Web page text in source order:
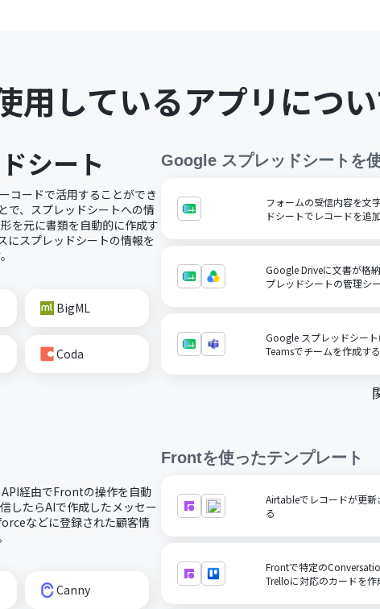
用しているアプリにつ
シート
コードで活用することができ
で、スプレッドシートへの情
を元に書類を自動的に作成す
にスプレッドシートの情報を
BigML
Coda
Google スプレッドシート を
フォームの受信内容を文
ドシートでレコードを追
Google Driveに文書が格
プレッドシートの管理シ
Google スプレッドシー
Teamsでチームを作成する
経由でFrontの操作を自動
したらAIで作成したメッセー
などに登録された顧客情
Canny
Frontを使ったテンプレート
Airtableでレコードが更
る
Frontで特定の
Trelloに対応のカードを作